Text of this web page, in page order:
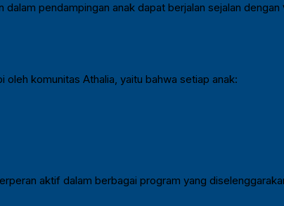
pendampingan anak dapat berjalan sejalan dengan
oleh komunitas Athalia, yaitu bahwa setiap anak:
aktif dalam berbagai program yang